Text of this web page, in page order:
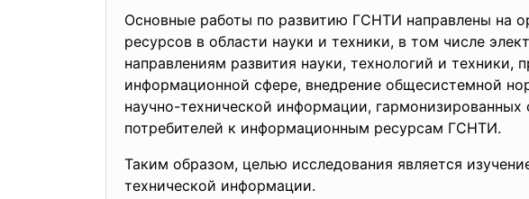
Основные работы по развитию ГСНТИ направлены на
ресурсов в области науки и техники, в том числе
направлениям развития науки, технологий и
информационной сфере, внедрение общесистемной
научно-технической информации,
потребителей к информационным ресурсам ГСНТИ.
Таким образом, целью исследования является
технической информации.